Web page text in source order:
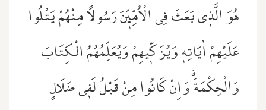
هُوَ الَّذ۪ي بَعَثَ فِي الْاُمِّيّ۪نَ رَسُولًا مِنْهُمْ يَتْلُوا
عَلَيْهِمْ اٰيَاتِه۪ وَيُزَكّ۪يهِمْ وَيُعَلِّمُهُمُ الْكِتَابَ
وَالْحِكْمَةَۗ وَاِنْ كَانُوا مِنْ قَبْلُ لَف۪ي ضَلَالٍ